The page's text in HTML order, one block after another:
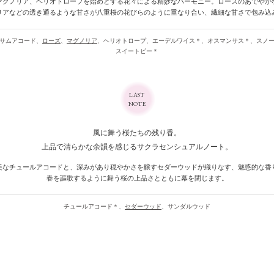
アなどの透き通るような甘さが八重桜の花びらのように重なり合い、 繊細な甘さで包み込
ムアコード、 ローズ マグノリア ヘリオトロープ、 エーデルワイス＊、 オスマンサス＊、 スノ
スイートピー＊
LAST
NOTE
風に舞う 桜たちの残り香。
上品で清らかな余韻を感じるサクラセンシュアルノート。
なチュールアコードと、 深みがあり穏やかさを醸すセダーウッドが織りなす、 魅惑的な香
春を謳歌するように舞う 桜の上品さとともに幕を閉じます。
チュールアコード＊、 セダーウッド サンダルウッド